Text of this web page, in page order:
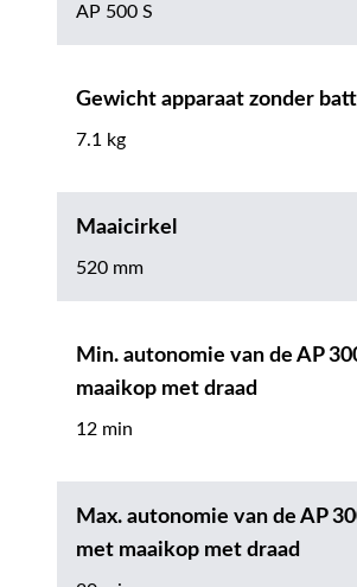
AP 500 S
Gewicht apparaat zonder
7.1 kg
Maaicirkel
520 mm
Min. autonomie van de AP
maaikop met draad
12 min
Max. autonomie van de AP
met maaikop met draad